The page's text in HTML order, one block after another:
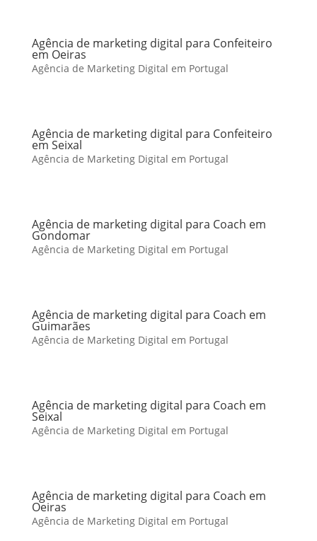
Agência de marketing digital para Confeiteiro
em Oeiras
Agência de Marketing Digital em Portugal
Agência de marketing digital para Confeiteiro
em Seixal
Agência de Marketing Digital em Portugal
Agência de marketing digital para Coach em
Gondomar
Agência de Marketing Digital em Portugal
Agência de marketing digital para Coach em
Guimarães
Agência de Marketing Digital em Portugal
Agência de marketing digital para Coach em
Seixal
Agência de Marketing Digital em Portugal
Agência de marketing digital para Coach em
Oeiras
Agência de Marketing Digital em Portugal